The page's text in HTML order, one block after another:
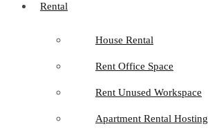
Rental
House Rental
Rent Office Space
Rent Unused Workspace
Apartment Rental Hosting